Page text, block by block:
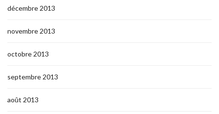
décembre 2013
novembre 2013
octobre 2013
septembre 2013
août 2013